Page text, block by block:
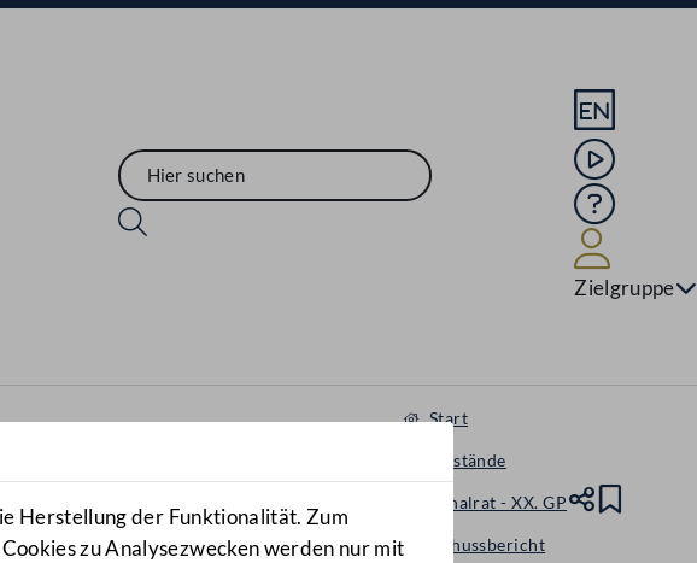
Sprache
Mediathek
Hilfe
Zielgruppe
Herstellung der Funktionalität. Zum
zu Analysezwecken werden nur mit
Start
Gegenstände
Nationalrat - XX. GP
Ausschussbericht